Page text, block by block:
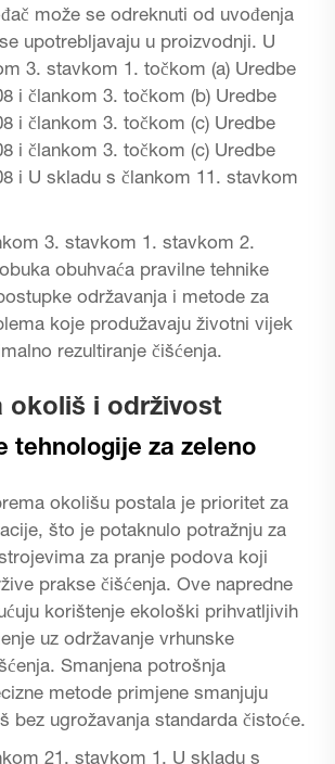
može se odreknuti od uvođenja
upotrebljavaju u proizvodnji. U
3. stavkom 1. točkom (a) Uredbe
i člankom 3. točkom (b) Uredbe
i člankom 3. točkom (c) Uredbe
i člankom 3. točkom (c) Uredbe
i U skladu s člankom 11. stavkom
3. stavkom 1. stavkom 2.
obuhvaća pravilne tehnike
održavanja i metode za
koje produžavaju životni vijek
rezultiranje čišćenja.
okoliš i održivost
tehnologije za zeleno
okolišu postala je prioritet za
što je potaknulo potražnju za
za pranje podova koji
prakse čišćenja. Ove napredne
korištenje ekološki prihvatljivih
uz održavanje vrhunske
Smanjena potrošnja
metode primjene smanjuju
bez ugrožavanja standarda čistoće.
21. stavkom 1. U skladu s